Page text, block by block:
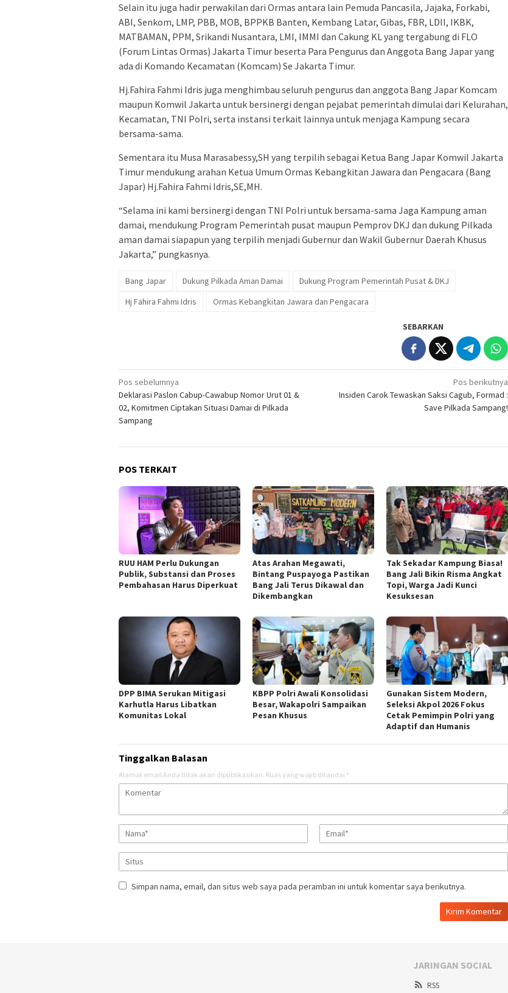
Selain itu juga hadir perwakilan dari Ormas antara lain Pemuda Pancasila, Jajaka, Forkabi,
ABI, Senkom, LMP, PBB, MOB, BPPKB Banten, Kembang Latar, Gibas, FBR, LDII, IKBK,
MATBAMAN, PPM, Srikandi Nusantara, LMI, IMMI dan Cakung KL yang tergabung di FLO
(Forum Lintas Ormas) Jakarta Timur beserta Para Pengurus dan Anggota Bang Japar yang
ada di Komando Kecamatan (Komcam) Se Jakarta Timur.
Hj.Fahira Fahmi Idris juga menghimbau seluruh pengurus dan anggota Bang Japar Komcam
maupun Komwil Jakarta untuk bersinergi dengan pejabat pemerintah dimulai dari Kelurahan,
Kecamatan, TNI Polri, serta instansi terkait lainnya untuk menjaga Kampung secara
bersama-sama.
Sementara itu Musa Marasabessy,SH yang terpilih sebagai Ketua Bang Japar Komwil Jakarta
Timur mendukung arahan Ketua Umum Ormas Kebangkitan Jawara dan Pengacara (Bang
Japar) Hj.Fahira Fahmi Idris,SE,MH.
“Selama ini kami bersinergi dengan TNI Polri untuk bersama-sama Jaga Kampung aman
damai, mendukung Program Pemerintah pusat maupun Pemprov DKJ dan dukung Pilkada
aman damai siapapun yang terpilih menjadi Gubernur dan Wakil Gubernur Daerah Khusus
Jakarta,” pungkasnya.
Bang Japar Dukung Pilkada Aman Damai
Dukung Program Pemerintah Pusat & DKJ
Hj Fahira Fahmi Idris
Ormas Kebangkitan Jawara dan Pengacara
SEBARKAN
Navigasi
pos
Pos sebelumnya
Deklarasi Paslon Cabup-Cawabup Nomor Urut 01 &
02, Komitmen Ciptakan Situasi Damai di Pilkada
Sampang
Pos berikutnya
Insiden Carok Tewaskan Saksi Cagub, Formad :
Save Pilkada Sampang!
POS TERKAIT
RUU HAM Perlu Dukungan
Publik, Substansi dan Proses
Pembahasan Harus Diperkuat
Atas Arahan Megawati,
Bintang Puspayoga Pastikan
Bang Jali Terus Dikawal dan
Dikembangkan
Tak Sekadar Kampung Biasa!
Bang Jali Bikin Risma Angkat
Topi, Warga Jadi Kunci
Kesuksesan
DPP BIMA Serukan Mitigasi
Karhutla Harus Libatkan
Komunitas Lokal
KBPP Polri Awali Konsolidasi
Besar, Wakapolri Sampaikan
Pesan Khusus
Gunakan Sistem Modern,
Seleksi Akpol 2026 Fokus
Cetak Pemimpin Polri yang
Adaptif dan Humanis
Tinggalkan Balasan
Alamat email Anda tidak akan dipublikasikan. Ruas yang wajib ditandai *
Simpan nama, email, dan situs web saya pada peramban ini untuk komentar saya berikutnya.
JARINGAN SOCIAL
RSS